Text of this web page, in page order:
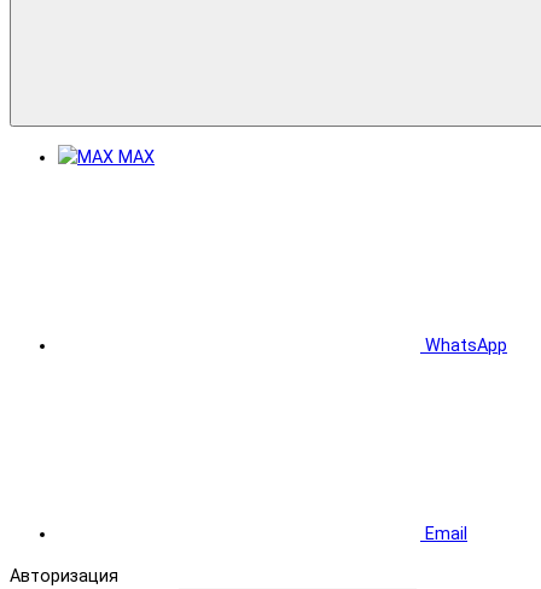
MAX
WhatsApp
Email
Авторизация